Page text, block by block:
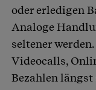
oder erledigen
Analoge
seltener
Videocalls,
Bezahlen